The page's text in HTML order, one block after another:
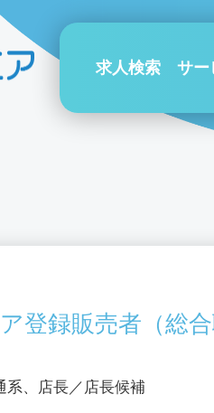
求人検索 サー
登録販売者（総
系、店長／店長候補